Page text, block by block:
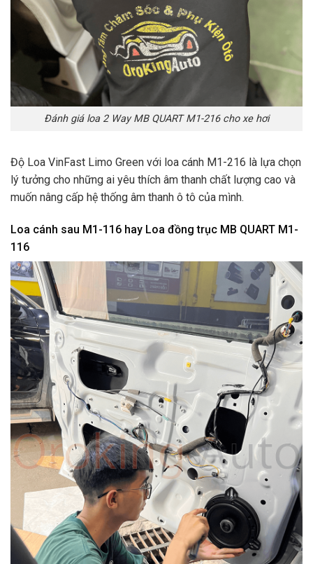
Đánh giá loa 2 Way MB QUART M1-216 cho xe hơi
Độ Loa VinFast Limo Green với loa cánh M1-216 là lựa chọn
lý tưởng cho những ai yêu thích âm thanh chất lượng cao và
muốn nâng cấp hệ thống âm thanh ô tô của mình.
Loa cánh sau M1-116 hay Loa đồng trục MB QUART M1-
116